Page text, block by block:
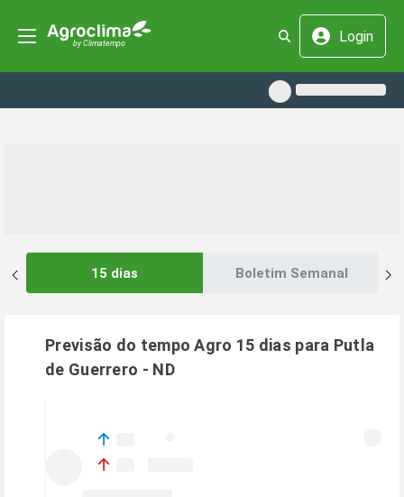
Login
15 dias Boletim Semanal
Previsão do tempo Agro 15 dias para Putla
de Guerrero - ND